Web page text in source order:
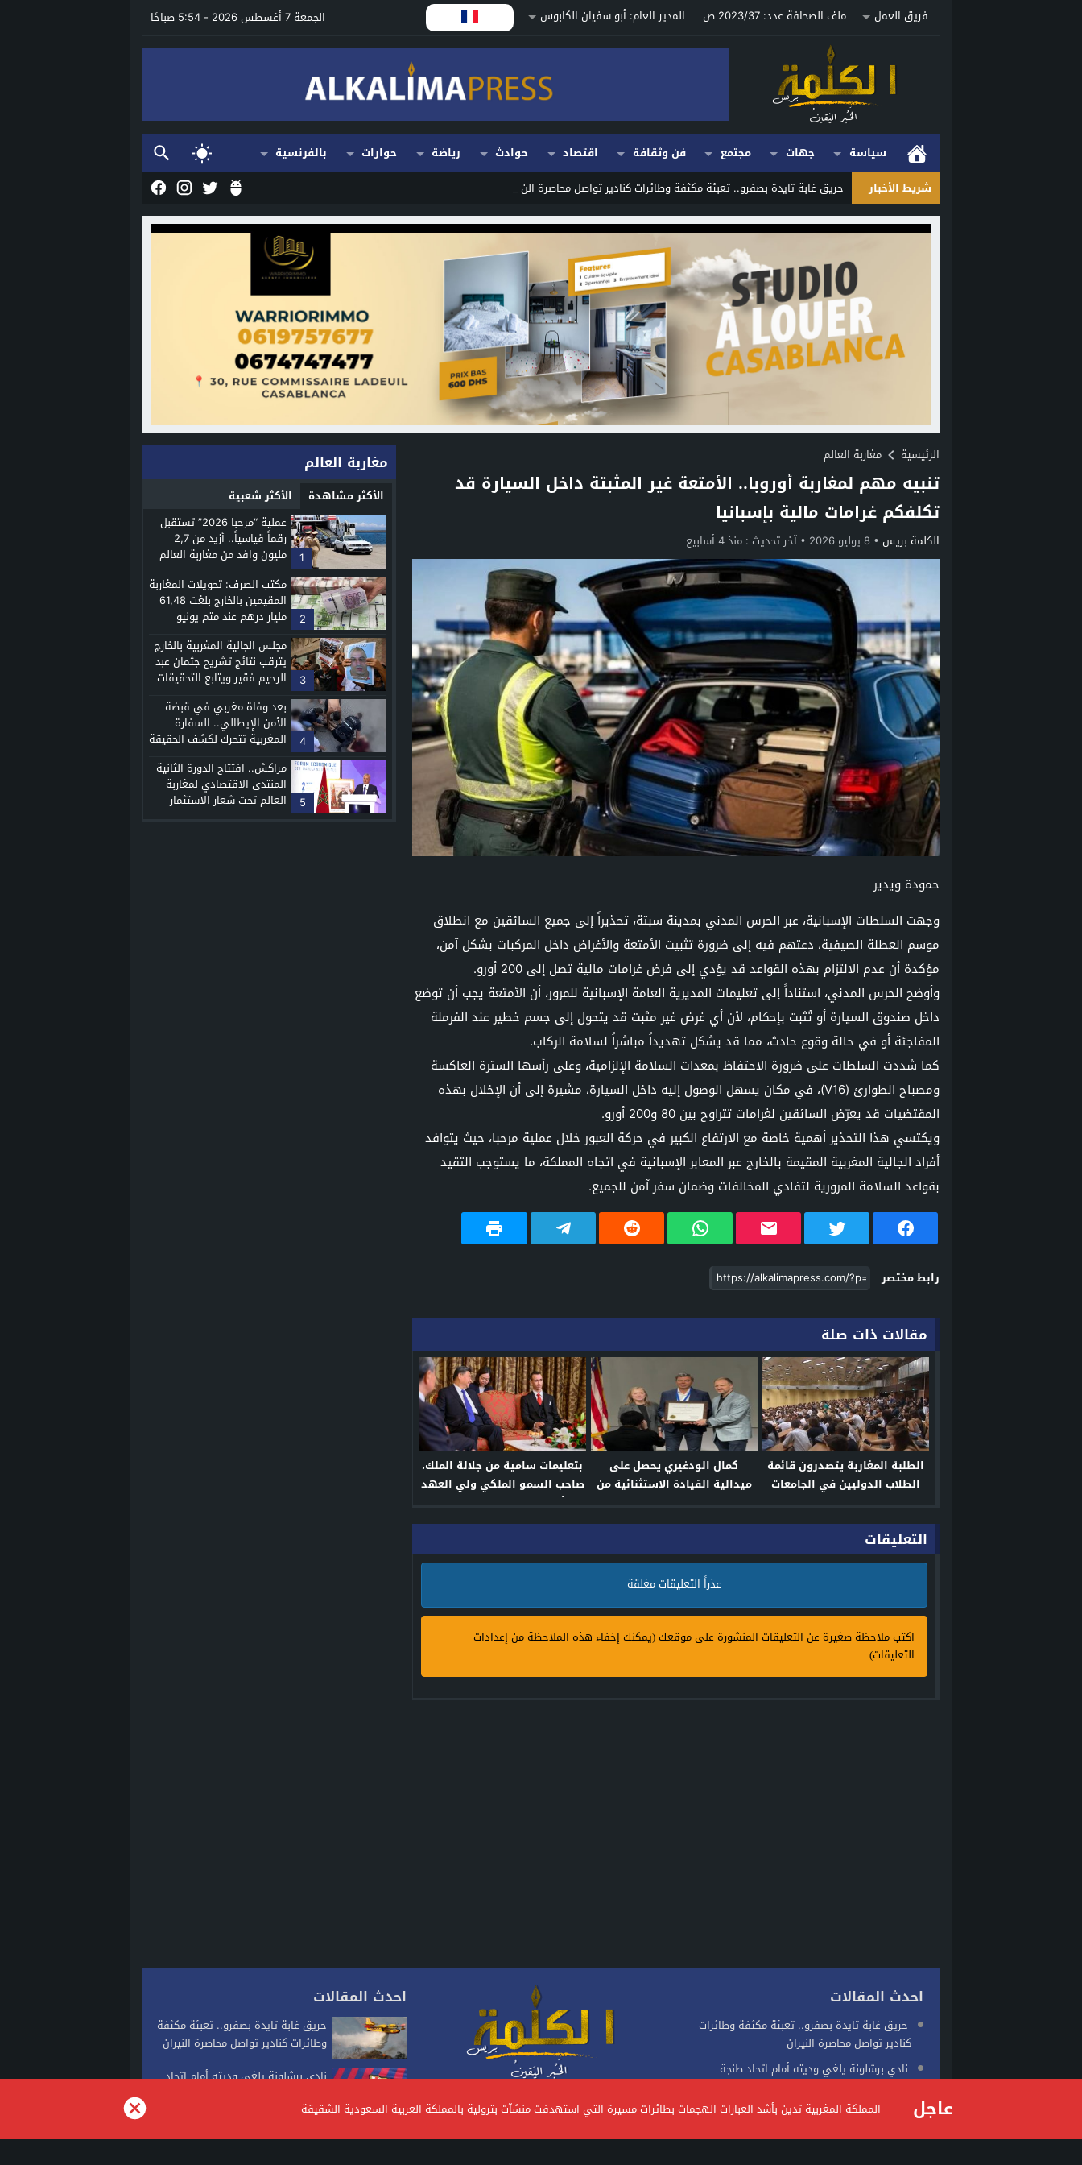
فريق العمل ملف الصحافة عدد: 2023/37 ص المدير العام: أبو سفيان الكابوس الجمعة 7 أغسطس 2026 - 5:54 صباحًا
سياسة جهات مجتمع فن وثقافة اقتصاد حوادث رياضة حوارات
بالفرنسية
شريط الأخبار
حريق غابة تايدة بصفرو.. تعبئة مكثفة وطائرات كنادير تواصل محاصرة النيران
Stop
Next
الرئيسية مغاربة العالم
تنبيه مهم لمغاربة أوروبا.. الأمتعة غير المثبتة داخل السيارة قد
تكلفكم غرامات مالية بإسبانيا
الكلمة بريس 8 يوليو 2026 آخر تحديث : منذ 4 أسابيع
حمودة ويدير
وجهت السلطات الإسبانية، عبر الحرس المدني بمدينة سبتة، تحذيراً إلى جميع السائقين مع انطلاق
موسم العطلة الصيفية، دعتهم فيه إلى ضرورة تثبيت الأمتعة والأغراض داخل المركبات بشكل آمن،
مؤكدة أن عدم الالتزام بهذه القواعد قد يؤدي إلى فرض غرامات مالية تصل إلى 200 أورو.
وأوضح الحرس المدني، استناداً إلى تعليمات المديرية العامة الإسبانية للمرور، أن الأمتعة يجب أن توضع
داخل صندوق السيارة أو تُثبت بإحكام، لأن أي غرض غير مثبت قد يتحول إلى جسم خطير عند الفرملة
المفاجئة أو في حالة وقوع حادث، مما قد يشكل تهديداً مباشراً لسلامة الركاب.
كما شددت السلطات على ضرورة الاحتفاظ بمعدات السلامة الإلزامية، وعلى رأسها السترة العاكسة
ومصباح الطوارئ (V16)، في مكان يسهل الوصول إليه داخل السيارة، مشيرة إلى أن الإخلال بهذه
المقتضيات قد يعرّض السائقين لغرامات تتراوح بين 80 و200 أورو.
ويكتسي هذا التحذير أهمية خاصة مع الارتفاع الكبير في حركة العبور خلال عملية مرحبا، حيث يتوافد
أفراد الجالية المغربية المقيمة بالخارج عبر المعابر الإسبانية في اتجاه المملكة، ما يستوجب التقيد
بقواعد السلامة المرورية لتفادي المخالفات وضمان سفر آمن للجميع.
رابط مختصر
مقالات ذات صلة
الطلبة المغاربة يتصدرون قائمة
الطلاب الدوليين في الجامعات
كمال الودغيري يحصل على
ميدالية القيادة الاستثنائية من
البارزة
بتعليمات سامية من جلالة الملك،
صاحب السمو الملكي ولي العهد
الأمير مولاي الحسن يستقبل
الرئيس الصيني بالدار البيضاء
التعليقات
عذراً التعليقات مغلقة
اكتب ملاحظة صغيرة عن التعليقات المنشورة على موقعك (يمكنك إخفاء هذه الملاحظة من إعدادات
التعليقات)
مغاربة العالم
الأكثر مشاهدة الأكثر شعبية
1
عملية “مرحبا 2026” تستقبل
رقماً قياسياً.. أزيد من 2,7
مليون وافد من مغاربة العالم
2
مكتب الصرف: تحويلات المغاربة
المقيمين بالخارج بلغت 61,48
مليار درهم عند متم يونيو
3
مجلس الجالية المغربية بالخارج
يترقب نتائج تشريح جثمان عبد
الرحيم فقير ويتابع التحقيقات
4
بعد وفاة مغربي في قبضة
الأمن الإيطالي.. السفارة
المغربية تتحرك لكشف الحقيقة
5
مراكش.. افتتاح الدورة الثانية
المنتدى الاقتصادي لمغاربة
العالم تحت شعار الاستثمار
احدث المقالات
حريق غابة تايدة بصفرو.. تعبئة مكثفة وطائرات
كنادير تواصل محاصرة النيران
نادي برشلونة يلغي وديته أمام اتحاد طنجة
قوية بعدد من مناطق...
العثور على بقايا حمير بضواحي مراكش يثير تساؤلات
شركة، تأسس منذ سنة 2023، يهتم بالأخبار السياسية
احدث المقالات
حريق غابة تايدة بصفرو.. تعبئة مكثفة
وطائرات كنادير تواصل محاصرة النيران
نادي برشلونة يلغي وديته أمام اتحاد
رعدية ورياح قوية بعدد من مناطق...
عاجل المملكة المغربية تدين بأشد العبارات الهجمات بطائرات مسيرة التي استهدفت منشآت بترولية بالمملكة العربية السعودية الشقيقة